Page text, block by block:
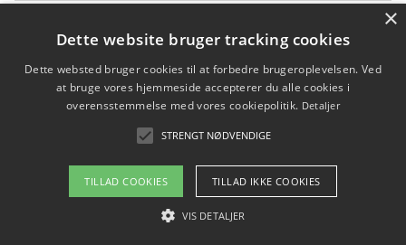
Hvordan blåfade med rist kan hjælpe med at reducere
plastik i havet
Spil kasinospil på et troværdigt online casino: Din
guide til sikker og sjov underholdning
Copyright 2026 - Pilanto Aps
Om / kontakt
×
Dette website bruger tracking cookies
Dette websted bruger cookies til at forbedre brugeroplevelsen. Ved
at bruge vores hjemmeside accepterer du alle cookies i
overensstemmelse med vores cookiepolitik. Detaljer
STRENGT NØDVENDIGE
TILLAD COOKIES TILLAD IKKE COOKIES
VIS DETALJER